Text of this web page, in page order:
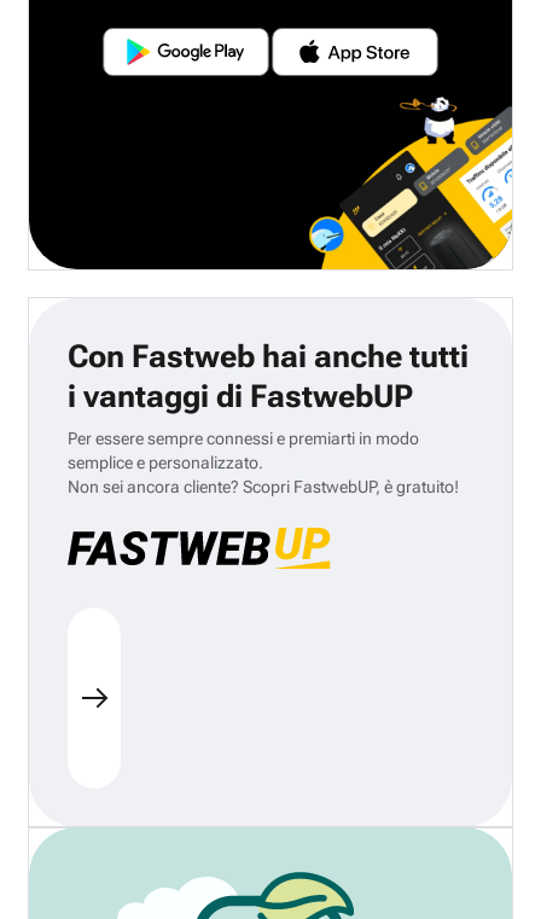
Con Fastweb hai anche tutti
i vantaggi di FastwebUP
Per essere sempre connessi e premiarti in modo
semplice e personalizzato.
Non sei ancora cliente? Scopri FastwebUP, è gratuito!